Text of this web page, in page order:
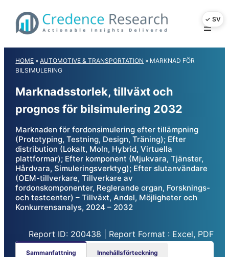
content
HOME »AUTOMOTIVE & TRANSPORTATION » MARKNAD FÖR
BILSIMULERING
Marknadsstorlek, tillväxt och
prognos för bilsimulering 2032
Marknaden för fordonsimulering efter tillämpning
(Prototyping, Testning, Design, Träning); Efter
distribution (Lokalt, Moln, Hybrid, Virtuella
plattformar); Efter komponent (Mjukvara, Tjänster,
Hårdvara, Simuleringsverktyg); Efter slutanvändare
(OEM-tillverkare, Tillverkare av
fordonskomponenter, Reglerande organ, Forsknings-
och testcenter) – Tillväxt, Andel, Möjligheter och
Konkurrensanalys, 2024 – 2032
Report ID: 200438 | Report Format : Excel, PDF
Sammanfattning Innehållsförteckning